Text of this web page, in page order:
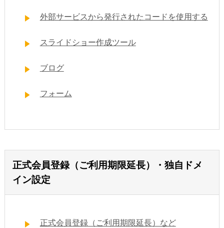
外部サービスから発行されたコードを使用する
スライドショー作成ツール
ブログ
フォーム
正式会員登録（ご利用期限延長）・独自ドメ
イン設定
正式会員登録（ご利用期限延長）など